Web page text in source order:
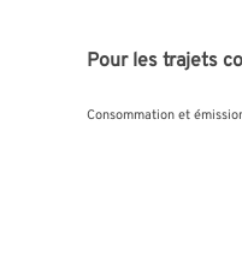
Pour les trajets
Consommation et